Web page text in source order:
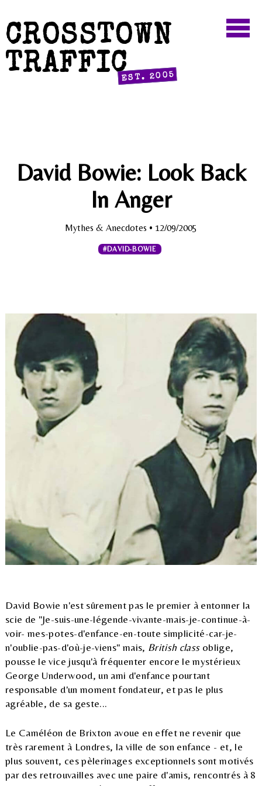
CROSSTOWN
TRAFFICEST. 2005
David Bowie: Look Back
In Anger
Mythes & Anecdotes • 12/09/2005
#DAVID-BOWIE
David Bowie n'est sûrement pas le premier à entonner la
scie de "Je-suis-une-légende-vivante-mais-je-continue-à-
voir- mes-potes-d'enfance-en-toute simplicité-car-je-
n'oublie-pas-d'où-je-viens" mais, British classoblige,
pousse le vice jusqu'à fréquenter encore le mystérieux
George Underwood, un ami d'enfance pourtant
responsable d'un moment fondateur, et pas le plus
agréable, de sa geste...
Le Caméléon de Brixton avoue en effet ne revenir que
très rarement à Londres, la ville de son enfance - et, le
plus souvent, ces pèlerinages exceptionnels sont motivés
par des retrouvailles avec une paire d'amis, rencontrés à 8